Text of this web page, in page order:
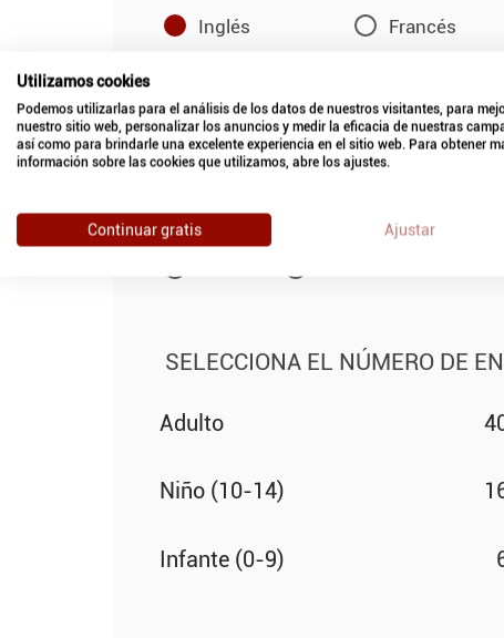
Inglés Francés
Ruso
SELECCIONA LA HORA
15:30
SELECCIONA EL NÚMERO DE
Adulto
Niño (10-14)
Infante (0-9)
Utilizamos cookies
Podemos utilizarlas para el análisis de los datos de nuestros visitantes, para
nuestro sitio web, personalizar los anuncios y medir la eficacia de nuestras
así como para brindarle una excelente experiencia en el sitio web. Para obtener
información sobre las cookies que utilizamos, abre los ajustes.
Continuar gratis Ajustar